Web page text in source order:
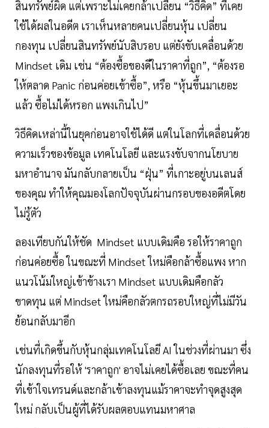
สินทรัพย์ผิด แต่เพราะไม่เคยกล้าเปลี่ยน “วิธีคิด” ที่เคย
ใช้ได้ผลในอดีต เราเห็นหลายคนเปลี่ยนหุ้น เปลี่ยน
กองทุน เปลี่ยนสินทรัพย์นับสิบรอบ แต่ยังขับเคลื่อนด้วย
Mindset เดิม เช่น “ต้องซื้อของดีในราคาที่ถูก”, “ต้องรอ
ให้ตลาด Panic ก่อนค่อยเข้าซื้อ”, หรือ “หุ้นขึ้นมาเยอะ
แล้ว ซื้อไม่ได้หรอก แพงเกินไป”
วิธีคิดเหล่านี้ในยุคก่อนอาจใช้ได้ดี แต่ในโลกที่เคลื่อนด้วย
ความเร็วของข้อมูล เทคโนโลยี และแรงขับจากนโยบาย
มหาอำนาจ มันกลับกลายเป็น “ฝุ่น” ที่เกาะอยู่บนเลนส์
ของคุณ ทำให้คุณมองโลกปัจจุบันผ่านกรอบของอดีตโดย
ไม่รู้ตัว
ลองเทียบกันให้ชัด Mindset แบบเดิมคือ รอให้ราคาถูก
ก่อนค่อยซื้อ ในขณะที่ Mindset ใหม่คือกล้าซื้อแพง หาก
แนวโน้มใหญ่เข้าข้างเรา Mindset แบบเดิมคือกลัว
ขาดทุน แต่ Mindset ใหม่คือกลัวตกรถรอบใหญ่ที่ไม่มีวัน
ย้อนกลับมาอีก
เช่นที่เกิดขึ้นกับหุ้นกลุ่มเทคโนโลยี AI ในช่วงที่ผ่านมา ซึ่ง
นักลงทุนที่รอให้ 'ราคาถูก' อาจไม่เคยได้ซื้อเลย ขณะที่คน
ที่เข้าใจเทรนด์และกล้าเข้าลงทุนแม้ราคาจะทำจุดสูงสุด
ใหม่ กลับเป็นผู้ที่ได้รับผลตอบแทนมหาศาล